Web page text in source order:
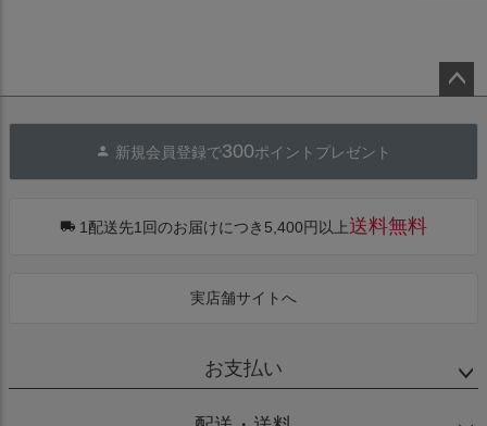
へ
新規会員登録で300ポイントプレゼント
1配送先1回のお届けにつき5,400円以上送料無料
実店舗サイトへ
お支払い